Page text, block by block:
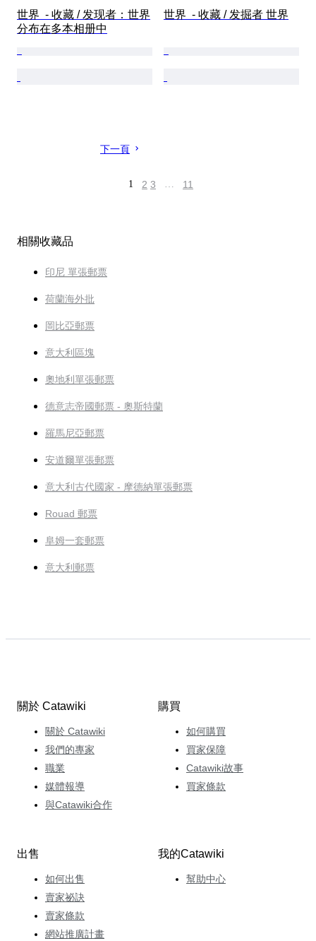
世界  - 收藏 / 发现者：世界
分布在多本相册中
世界  - 收藏 / 发掘者 世界
下一頁
1 2 3 … 11
相關收藏品
印尼 單張郵票
荷蘭海外批
岡比亞郵票
意大利區塊
奧地利單張郵票
德意志帝國郵票 - 奧斯特蘭
羅馬尼亞郵票
安道爾單張郵票
意大利古代國家 - 摩德納單張郵票
Rouad 郵票
阜姆一套郵票
意大利郵票
關於 Catawiki
關於 Catawiki
我們的專家
職業
媒體報導
與Catawiki合作
購買
如何購買
買家保障
Catawiki故事
買家條款
出售
如何出售
賣家祕訣
賣家條款
網站推廣計畫
我的Catawiki
幫助中心